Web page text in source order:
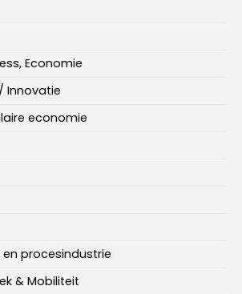
Economie
Innovatie
economie
procesindustrie
& Mobiliteit